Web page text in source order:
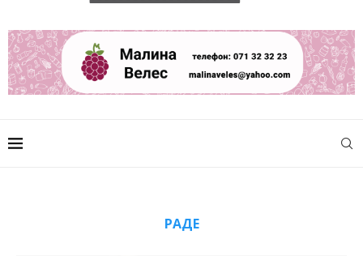
РАДЕ